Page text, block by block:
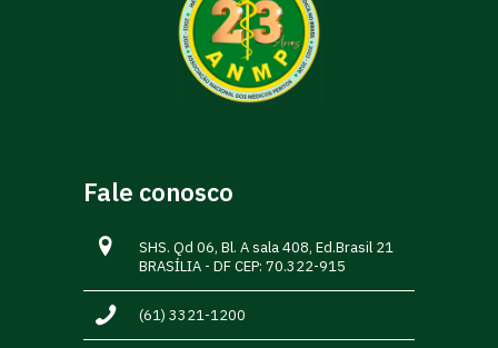
Fale conosco
SHS. Qd 06, Bl. A sala 408, Ed.Brasil 21
BRASÍLIA - DF CEP: 70.322-915
(61) 3321-1200